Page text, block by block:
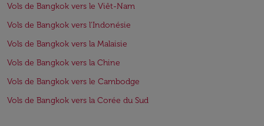
Vols de Bangkok vers le Viêt-Nam
Vols de Bangkok vers l'Indonésie
Vols de Bangkok vers la Malaisie
Vols de Bangkok vers la Chine
Vols de Bangkok vers le Cambodge
Vols de Bangkok vers la Corée du Sud